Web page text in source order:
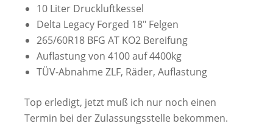
10 Liter Druckluftkessel
Delta Legacy Forged 18″ Felgen
265/60R18 BFG AT KO2 Bereifung
Auflastung von 4100 auf 4400kg
TÜV-Abnahme ZLF, Räder, Auflastung
Top erledigt, jetzt muß ich nur noch einen
Termin bei der Zulassungsstelle bekommen.